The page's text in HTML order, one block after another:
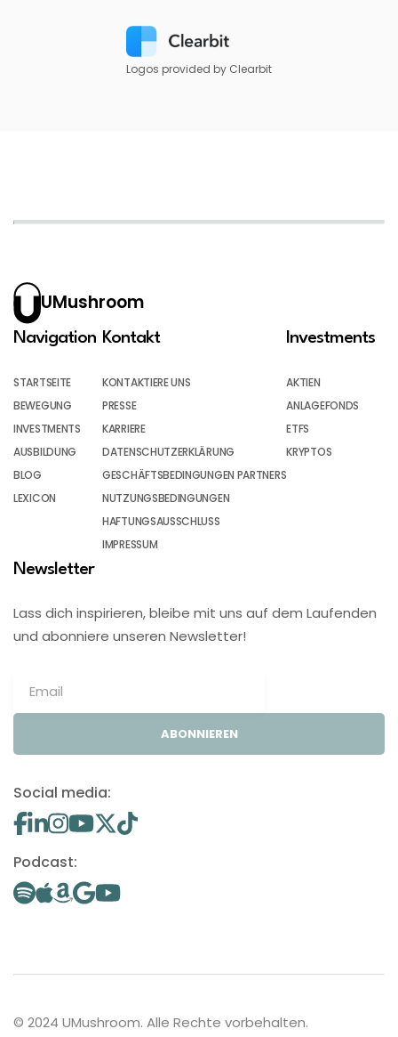
Logos provided by Clearbit
UMushroom
Navigation
STARTSEITE
BEWEGUNG
INVESTMENTS
AUSBILDUNG
BLOG
LEXICON
Kontakt
KONTAKTIERE UNS
PRESSE
KARRIERE
DATENSCHUTZERKLÄRUNG
GESCHÄFTSBEDINGUNGEN PARTNERS
NUTZUNGSBEDINGUNGEN
HAFTUNGSAUSSCHLUSS
IMPRESSUM
Investments
AKTIEN
ANLAGEFONDS
ETFS
KRYPTOS
Newsletter
Lass dich inspirieren, bleibe mit uns auf dem Laufenden
und abonniere unseren Newsletter!
ABONNIEREN
Social media:
Podcast:
© 2024 UMushroom. Alle Rechte vorbehalten.